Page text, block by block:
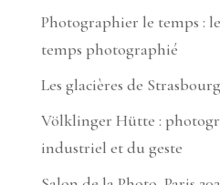
Photographier le temps :
temps photographié
Les glacières de Strasbourg
Völklinger Hütte :
industriel et du geste